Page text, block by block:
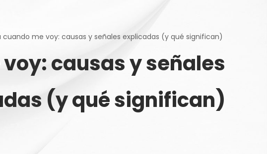
cuando me voy: causas y señales explicadas (y qué significan)
causas y señales
(y qué significan)